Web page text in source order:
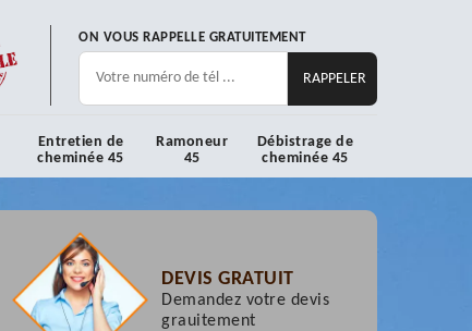
ON VOUS RAPPELLE GRATUITEMENT
Entretien de
cheminée 45
Ramoneur
45
Débistrage de
cheminée 45
DEVIS GRATUIT
Demandez votre devis
grauitement